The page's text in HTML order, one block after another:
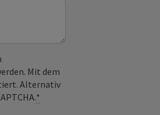
Mit dem
Alternativ
*